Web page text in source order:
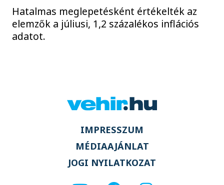
Hatalmas meglepetésként értékelték az
elemzők a júliusi, 1,2 százalékos inflációs
adatot.
IMPRESSZUM
MÉDIAAJÁNLAT
JOGI NYILATKOZAT